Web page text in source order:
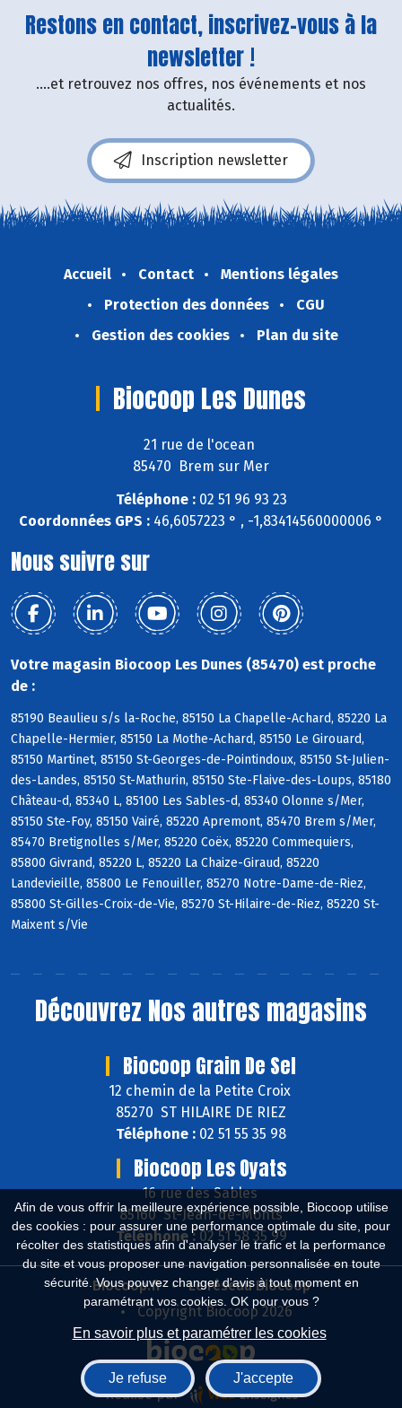
Afin de vous offrir la meilleure expérience possible, Biocoop utilise
des cookies : pour assurer une performance optimale du site, pour
récolter des statistiques afin d'analyser le trafic et la performance
du site et vous proposer une navigation personnalisée en toute
sécurité. Vous pouvez changer d'avis à tout moment en
paramétrant vos cookies. OK pour vous ?
En savoir plus et paramétrer les cookies
Je refuse J'accepte
Restons en contact, inscrivez-vous à la
newsletter !
....et retrouvez nos offres, nos événements et nos
actualités.
Inscription newsletter
Accueil Contact
Mentions légales
Protection des données
CGU
Gestion des cookies
Plan du site
Biocoop Les Dunes
21 rue de l'ocean
85470 Brem sur Mer
Téléphone :02 51 96 93 23
Coordonnées GPS : 46,6057223 ° , -1,83414560000006 °
Nous suivre sur
Votre magasin Biocoop Les Dunes (85470) est proche
de :
85190 Beaulieu s/s la-Roche, 85150 La Chapelle-Achard, 85220 La
Chapelle-Hermier, 85150 La Mothe-Achard, 85150 Le Girouard,
85150 Martinet, 85150 St-Georges-de-Pointindoux, 85150 St-Julien-
des-Landes, 85150 St-Mathurin, 85150 Ste-Flaive-des-Loups, 85180
Château-d, 85340 L, 85100 Les Sables-d, 85340 Olonne s/Mer,
85150 Ste-Foy, 85150 Vairé, 85220 Apremont, 85470 Brem s/Mer,
85470 Bretignolles s/Mer, 85220 Coëx, 85220 Commequiers,
85800 Givrand, 85220 L, 85220 La Chaize-Giraud, 85220
Landevieille, 85800 Le Fenouiller, 85270 Notre-Dame-de-Riez,
85800 St-Gilles-Croix-de-Vie, 85270 St-Hilaire-de-Riez, 85220 St-
Maixent s/Vie
Découvrez Nos autres magasins
Biocoop Grain De Sel
12 chemin de la Petite Croix
85270 ST HILAIRE DE RIEZ
Téléphone : 02 51 55 35 98
Biocoop Les Oyats
16 rue des Sables
85160 St-Jean-de-Monts
Téléphone :02 51 58 35 99
Biocoop.fr
Le réseau Biocoop
Copyright Biocoop 2026
Réalisé par